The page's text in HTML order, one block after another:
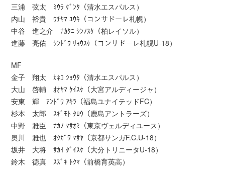
三浦 弦太 ﾐｳﾗ ｹﾞﾝﾀ（清水エスパルス）
内山 裕貴 ｳﾁﾔﾏ ﾕｳｷ（コンサドーレ札幌）
中谷 進之介 ﾅｶﾀﾆ ｼﾝﾉｽｹ（柏レイソル）
進藤 亮佑 ｼﾝﾄﾞｳ ﾘｮｳｽｹ（コンサドーレ札幌U-18）
MF
金子 翔太 ｶﾈｺ ｼｮｳﾀ（清水エスパルス）
大山 啓輔 ｵｵﾔﾏ ｹｲｽｹ（大宮アルディージャ）
安東 輝 ｱﾝﾄﾞｳ ｱｷﾗ（福島ユナイテッドFC）
杉本 太郎 ｽｷﾞﾓﾄ ﾀﾛｳ（鹿島アントラーズ）
中野 雅臣 ﾅｶﾉ ﾏｻｵﾐ（東京ヴェルディユース）
奥川 雅也 ｵｸｶﾞﾜ ﾏｻﾔ（京都サンガF.C.U-18）
坂井 大将 ｻｶｲ ﾀﾞｲｽｹ（大分トリニータU-18）
鈴木 徳真 ｽｽﾞｷ ﾄｸﾏ（前橋育英高）